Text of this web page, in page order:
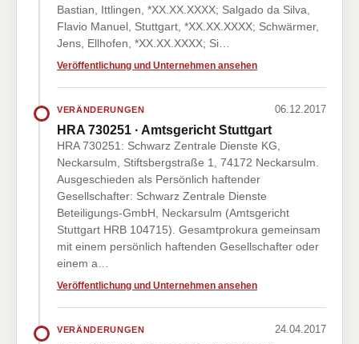
Bastian, Ittlingen, *XX.XX.XXXX; Salgado da Silva,
Flavio Manuel, Stuttgart, *XX.XX.XXXX; Schwärmer,
Jens, Ellhofen, *XX.XX.XXXX; Si…
Veröffentlichung und Unternehmen ansehen
VERÄNDERUNGEN 06.12.2017
HRA 730251 · Amtsgericht Stuttgart
HRA 730251: Schwarz Zentrale Dienste KG,
Neckarsulm, Stiftsbergstraße 1, 74172 Neckarsulm.
Ausgeschieden als Persönlich haftender
Gesellschafter: Schwarz Zentrale Dienste
Beteiligungs-GmbH, Neckarsulm (Amtsgericht
Stuttgart HRB 104715). Gesamtprokura gemeinsam
mit einem persönlich haftenden Gesellschafter oder
einem a…
Veröffentlichung und Unternehmen ansehen
VERÄNDERUNGEN 24.04.2017